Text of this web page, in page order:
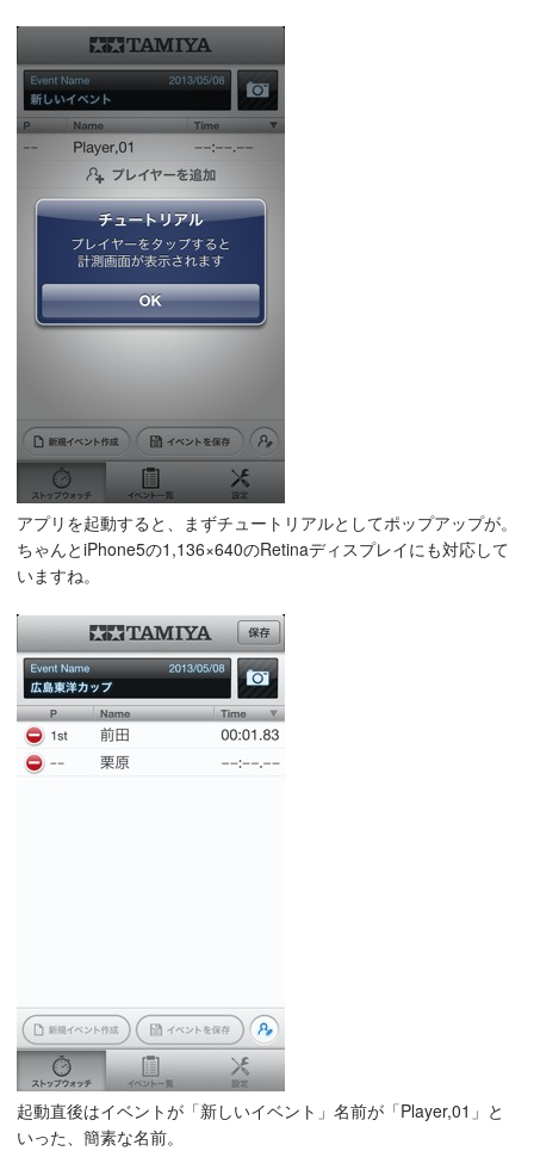
アプリを起動すると、まずチュートリアルとしてポップアップが。
ちゃんとiPhone5の1,136×640のRetinaディスプレイにも対応して
いますね。
起動直後はイベントが「新しいイベント」名前が「Player,01」と
いった、簡素な名前。